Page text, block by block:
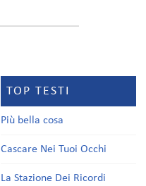
TOP TESTI
Più bella cosa
Cascare Nei Tuoi Occhi
La Stazione Dei Ricordi